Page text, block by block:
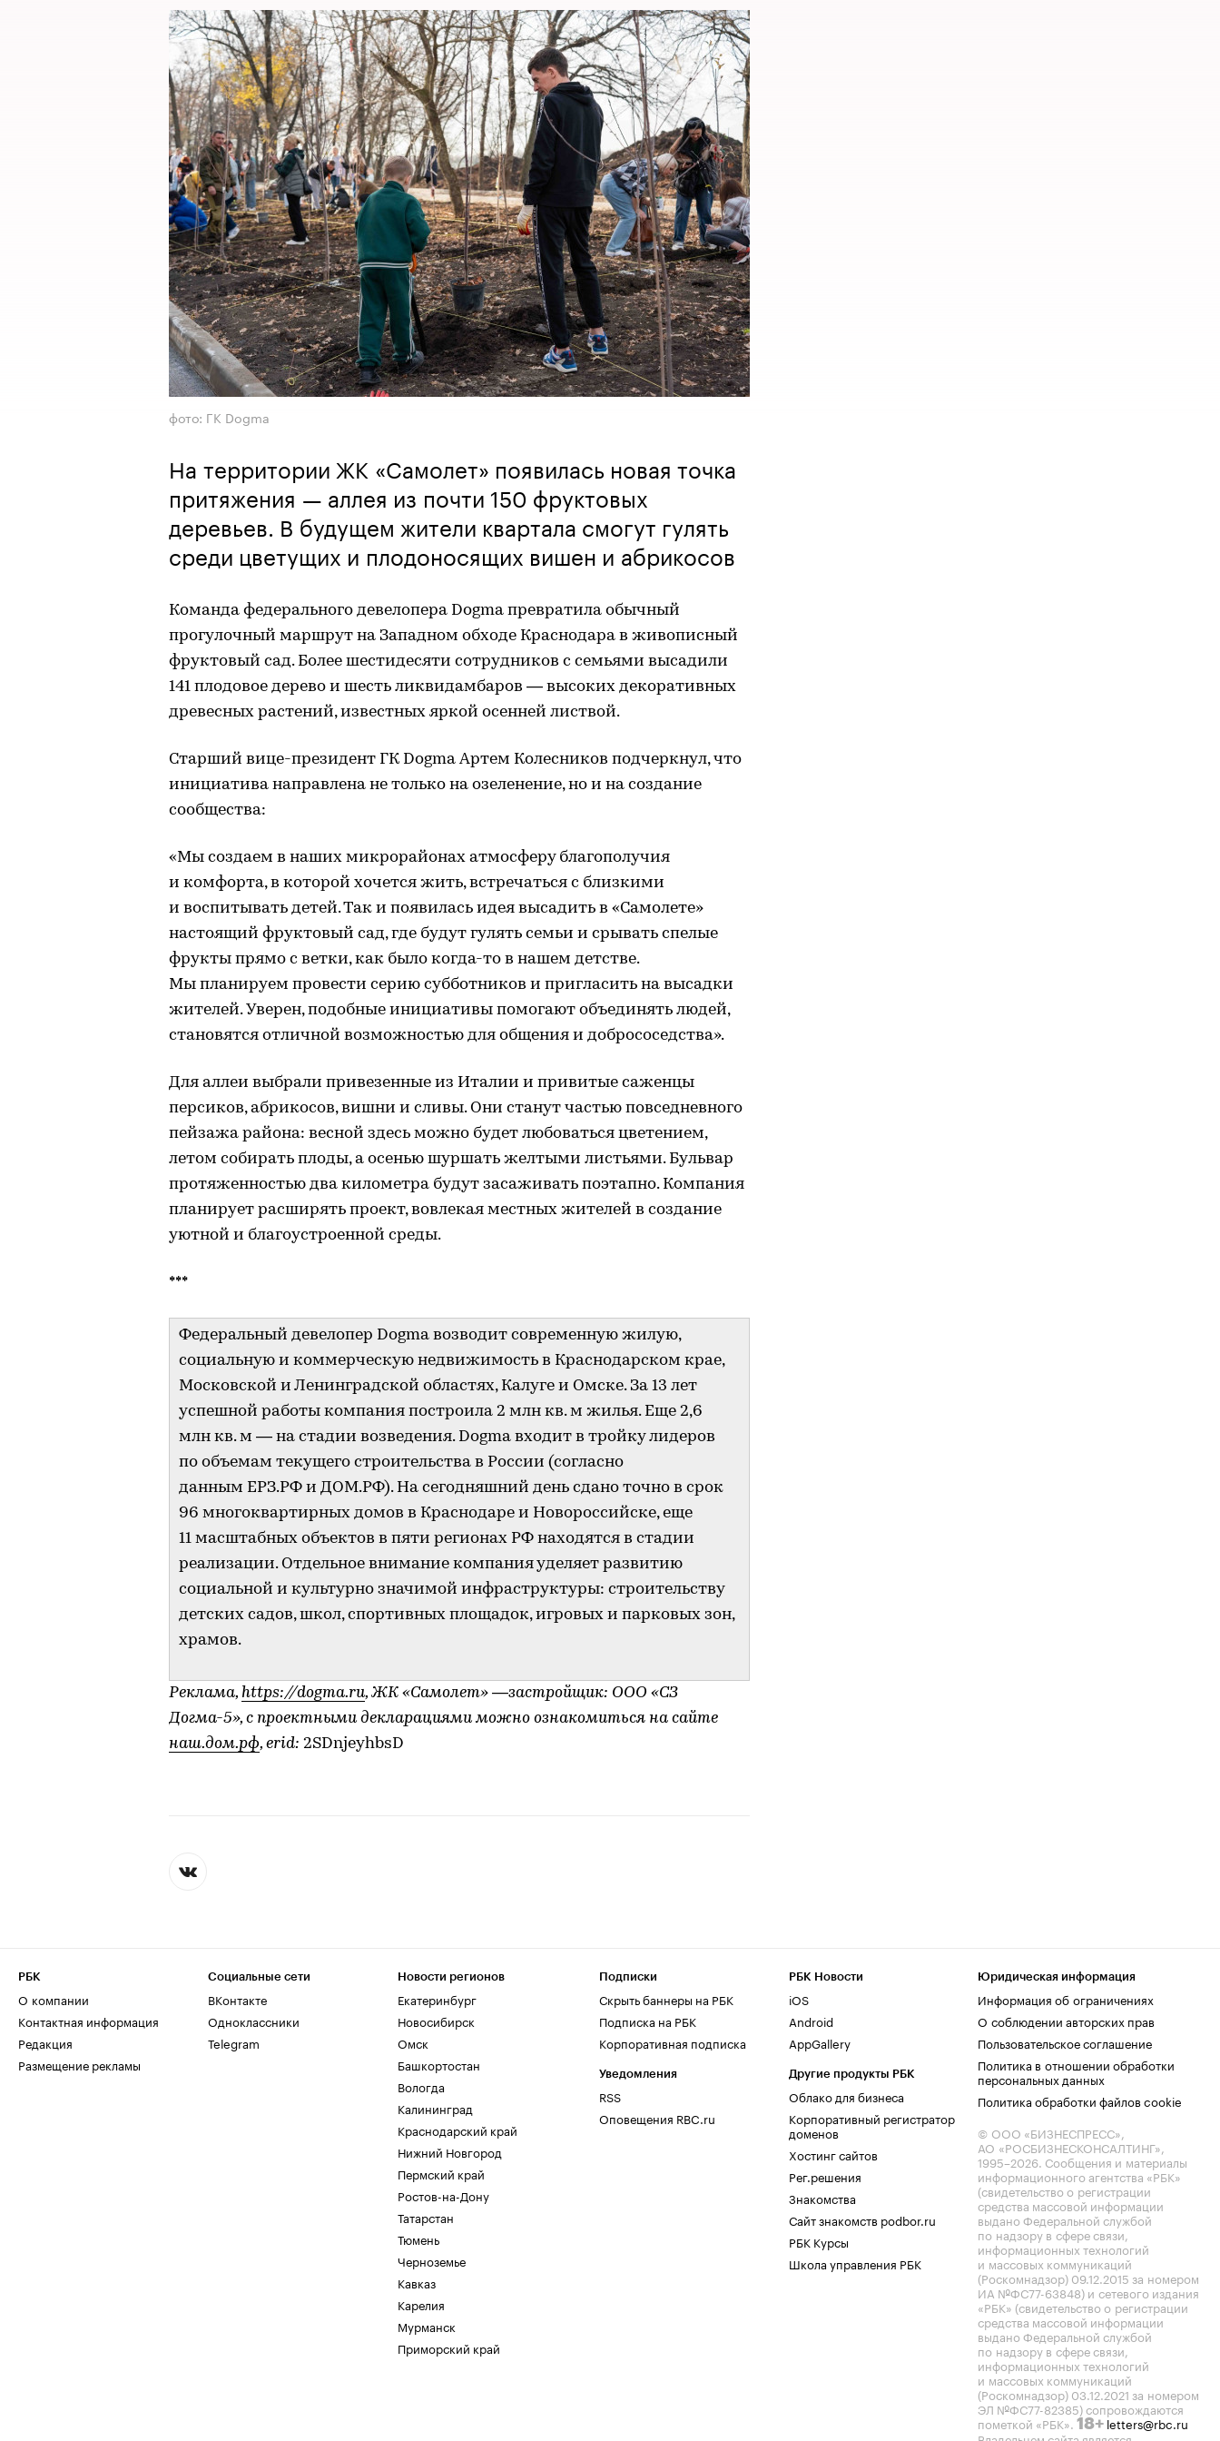
фото: ГК Dogma
На территории ЖК «Самолет» появилась новая точка
притяжения — аллея из почти 150 фруктовых
деревьев. В будущем жители квартала смогут гулять
среди цветущих и плодоносящих вишен и абрикосов
Команда федерального девелопера Dogma превратила обычный
прогулочный маршрут на Западном обходе Краснодара в живописный
фруктовый сад. Более шестидесяти сотрудников с семьями высадили
141 плодовое дерево и шесть ликвидамбаров — высоких декоративных
древесных растений, известных яркой осенней листвой.
Старший вице-президент ГК Dogma Артем Колесников подчеркнул, что
инициатива направлена не только на озеленение, но и на создание
сообщества:
«Мы создаем в наших микрорайонах атмосферу благополучия
и комфорта, в которой хочется жить, встречаться с близкими
и воспитывать детей. Так и появилась идея высадить в «Самолете»
настоящий фруктовый сад, где будут гулять семьи и срывать спелые
фрукты прямо с ветки, как было когда-то в нашем детстве.
Мы планируем провести серию субботников и пригласить на высадки
жителей. Уверен, подобные инициативы помогают объединять людей,
становятся отличной возможностью для общения и добрососедства».
Для аллеи выбрали привезенные из Италии и привитые саженцы
персиков, абрикосов, вишни и сливы. Они станут частью повседневного
пейзажа района: весной здесь можно будет любоваться цветением,
летом собирать плоды, а осенью шуршать желтыми листьями. Бульвар
протяженностью два километра будут засаживать поэтапно. Компания
планирует расширять проект, вовлекая местных жителей в создание
уютной и благоустроенной среды.
***
Федеральный девелопер Dogma возводит современную жилую,
социальную и коммерческую недвижимость в Краснодарском крае,
Московской и Ленинградской областях, Калуге и Омске. За 13 лет
успешной работы компания построила 2 млн кв. м жилья. Еще 2,6
млн кв. м — на стадии возведения. Dogma входит в тройку лидеров
по объемам текущего строительства в России (согласно
данным ЕРЗ.РФ и ДОМ.РФ). На сегодняшний день сдано точно в срок
96 многоквартирных домов в Краснодаре и Новороссийске, еще
11 масштабных объектов в пяти регионах РФ находятся в стадии
реализации. Отдельное внимание компания уделяет развитию
социальной и культурно значимой инфраструктуры: строительству
детских садов, школ, спортивных площадок, игровых и парковых зон,
храмов.
Реклама, https://dogma.ru, ЖК «Самолет» —застройщик: ООО «СЗ
Догма-5», с проектными декларациями можно ознакомиться на сайте
наш.дом.рф, erid: 2SDnjeyhbsD
РБК
О компании
Контактная информация
Редакция
Размещение рекламы
Социальные сети
ВКонтакте
Одноклассники
Telegram
Новости регионов
Екатеринбург
Новосибирск
Омск
Башкортостан
Вологда
Калининград
Краснодарский край
Нижний Новгород
Пермский край
Ростов-на-Дону
Татарстан
Тюмень
Черноземье
Кавказ
Карелия
Мурманск
Приморский край
Подписки
Скрыть баннеры на РБК
Подписка на РБК
Корпоративная подписка
Уведомления
RSS
Оповещения RBC.ru
РБК Новости
iOS
Android
AppGallery
Другие продукты РБК
Облако для бизнеса
Корпоративный регистратор
доменов
Хостинг сайтов
Рег.решения
Знакомства
Сайт знакомств podbor.ru
РБК Курсы
Школа управления РБК
Юридическая информация
Информация об ограничениях
О соблюдении авторских прав
Пользовательское соглашение
Политика в отношении обработки
персональных данных
Политика обработки файлов cookie
© ООО «БИЗНЕСПРЕСС»,
АО «РОСБИЗНЕСКОНСАЛТИНГ»,
1995–2026. Сообщения и материалы
информационного агентства «РБК»
(свидетельство о регистрации
средства массовой информации
выдано Федеральной службой
по надзору в сфере связи,
информационных технологий
и массовых коммуникаций
(Роскомнадзор) 09.12.2015 за номером
ИА №ФС77-63848) и сетевого издания
«РБК» (свидетельство о регистрации
средства массовой информации
выдано Федеральной службой
по надзору в сфере связи,
информационных технологий
и массовых коммуникаций
(Роскомнадзор) 03.12.2021 за номером
ЭЛ №ФС77-82385) сопровождаются
пометкой «РБК». 18+ letters@rbc.ru